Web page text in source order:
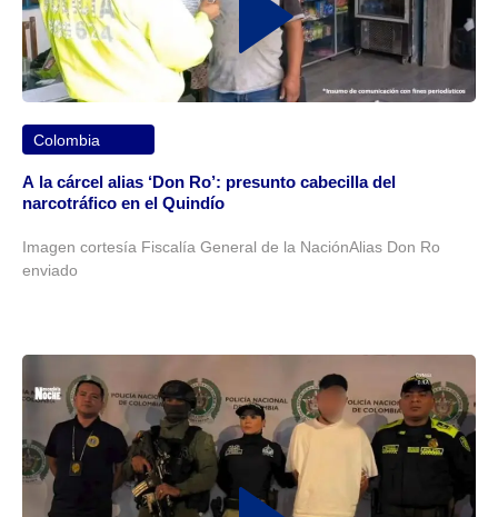
Colombia
A la cárcel alias ‘Don Ro’: presunto cabecilla del
narcotráfico en el Quindío
Imagen cortesía Fiscalía General de la NaciónAlias Don Ro
enviado